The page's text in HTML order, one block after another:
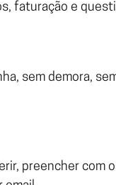
faturação e
sem demora,
preencher com